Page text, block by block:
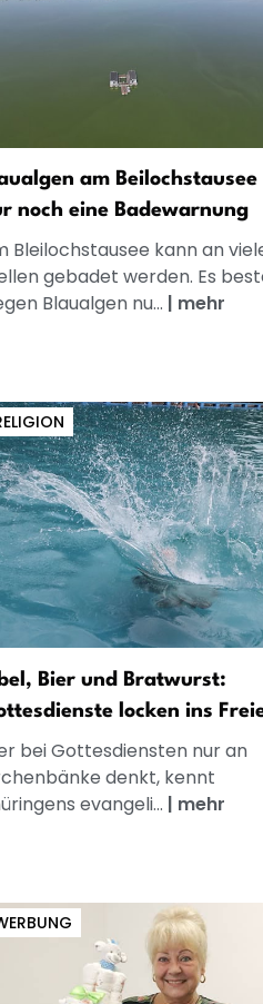
am Beilochstausee
noch eine Badewarnung
Bleilochstausee kann an
gebadet werden. Es
Blaualgen nu... | mehr
Bier und Bratwurst:
locken ins
bei Gottesdiensten nur an
denkt, kennt
evangeli... | mehr